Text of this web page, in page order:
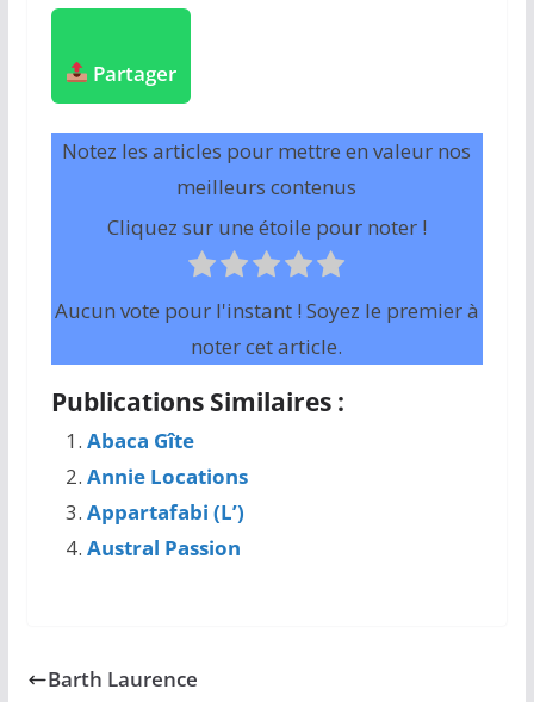
Partager
Notez les articles pour mettre en valeur nos
meilleurs contenus
Cliquez sur une étoile pour noter !
Aucun vote pour l'instant ! Soyez le premier à
noter cet article.
Publications Similaires :
Abaca Gîte
Annie Locations
Appartafabi (L’)
Austral Passion
Barth Laurence